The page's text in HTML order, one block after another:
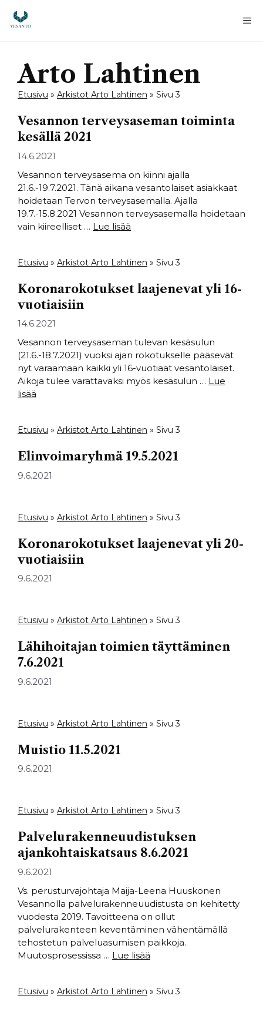
sisältöön
Arto Lahtinen
Etusivu » Arkistot Arto Lahtinen » Sivu 3
Vesannon terveysaseman toiminta
kesällä 2021
14.6.2021
Vesannon terveysasema on kiinni ajalla
21.6.-19.7.2021. Tänä aikana vesantolaiset asiakkaat
hoidetaan Tervon terveysasemalla. Ajalla
19.7.-15.8.2021 Vesannon terveysasemalla hoidetaan
vain kiireelliset … Lue lisää
Etusivu » Arkistot Arto Lahtinen » Sivu 3
Koronarokotukset laajenevat yli 16-
vuotiaisiin
14.6.2021
Vesannon terveysaseman tulevan kesäsulun
(21.6.-18.7.2021) vuoksi ajan rokotukselle pääsevät
nyt varaamaan kaikki yli 16-vuotiaat vesantolaiset.
Aikoja tulee varattavaksi myös kesäsulun … Lue
lisää
Etusivu » Arkistot Arto Lahtinen » Sivu 3
Elinvoimaryhmä 19.5.2021
9.6.2021
Etusivu » Arkistot Arto Lahtinen » Sivu 3
Koronarokotukset laajenevat yli 20-
vuotiaisiin
9.6.2021
Etusivu » Arkistot Arto Lahtinen » Sivu 3
Lähihoitajan toimien täyttäminen
7.6.2021
9.6.2021
Etusivu » Arkistot Arto Lahtinen » Sivu 3
Muistio 11.5.2021
9.6.2021
Etusivu » Arkistot Arto Lahtinen » Sivu 3
Palvelurakenneuudistuksen
ajankohtaiskatsaus 8.6.2021
9.6.2021
Vs. perusturvajohtaja Maija-Leena Huuskonen
Vesannolla palvelurakenneuudistusta on kehitetty
vuodesta 2019. Tavoitteena on ollut
palvelurakenteen keventäminen vähentämällä
tehostetun palveluasumisen paikkoja.
Muutosprosessissa … Lue lisää
Etusivu » Arkistot Arto Lahtinen » Sivu 3